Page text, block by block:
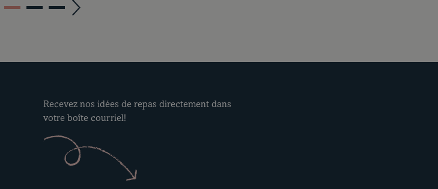
Recevez nos idées de repas directement dans
votre boîte courriel!